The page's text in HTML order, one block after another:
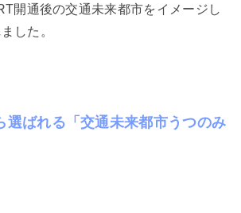
開通後の交通未来都市をイメージし
した。
選ばれる「交通未来都市うつのみ